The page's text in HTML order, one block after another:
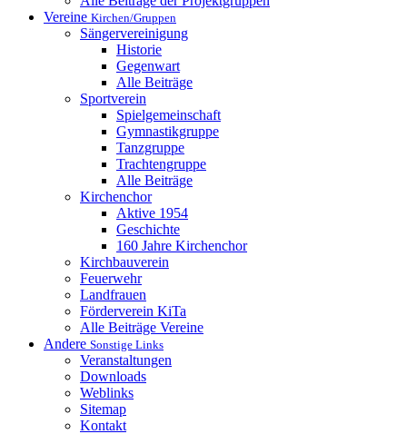
Vereine Kirchen/Gruppen
Sängervereinigung
Historie
Gegenwart
Alle Beiträge
Sportverein
Spielgemeinschaft
Gymnastikgruppe
Tanzgruppe
Trachtengruppe
Alle Beiträge
Kirchenchor
Aktive 1954
Geschichte
160 Jahre Kirchenchor
Kirchbauverein
Feuerwehr
Landfrauen
Förderverein KiTa
Alle Beiträge Vereine
Andere Sonstige Links
Veranstaltungen
Downloads
Weblinks
Sitemap
Kontakt